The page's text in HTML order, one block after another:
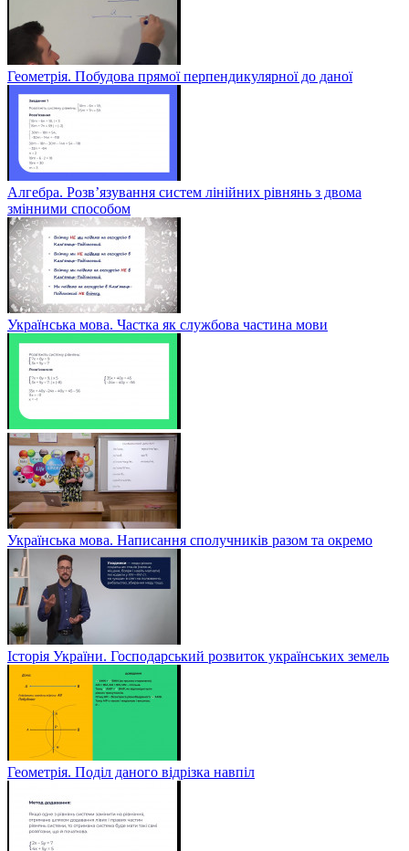
Геометрія. Побудова прямої перпендикулярної до даної
Алгебра. Розв’язування систем лінійних рівнянь з двома
змінними способом
Українська мова. Частка як службова частина мови
Українська мова. Написання сполучників разом та окремо
Історія України. Господарський розвиток українських земель
Геометрія. Поділ даного відрізка навпіл